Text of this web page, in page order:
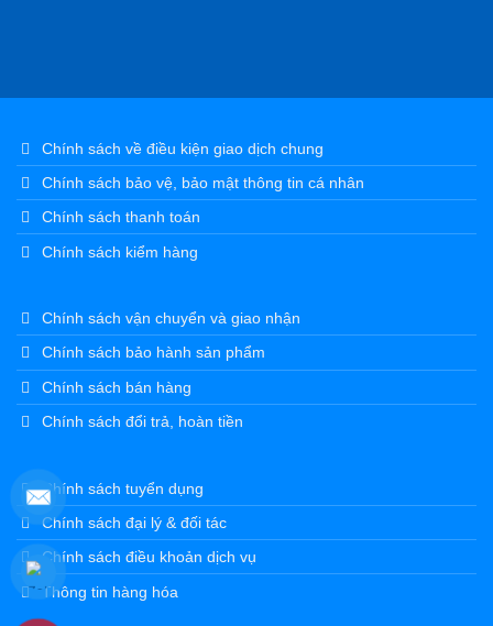
Chính sách về điều kiện giao dịch chung
Chính sách bảo vệ, bảo mật thông tin cá nhân
Chính sách thanh toán
Chính sách kiểm hàng
Chính sách vận chuyển và giao nhận
Chính sách bảo hành sản phẩm
Chính sách bán hàng
Chính sách đổi trả, hoàn tiền
Chính sách tuyển dụng
Chính sách đại lý & đối tác
Chính sách điều khoản dịch vụ
Thông tin hàng hóa